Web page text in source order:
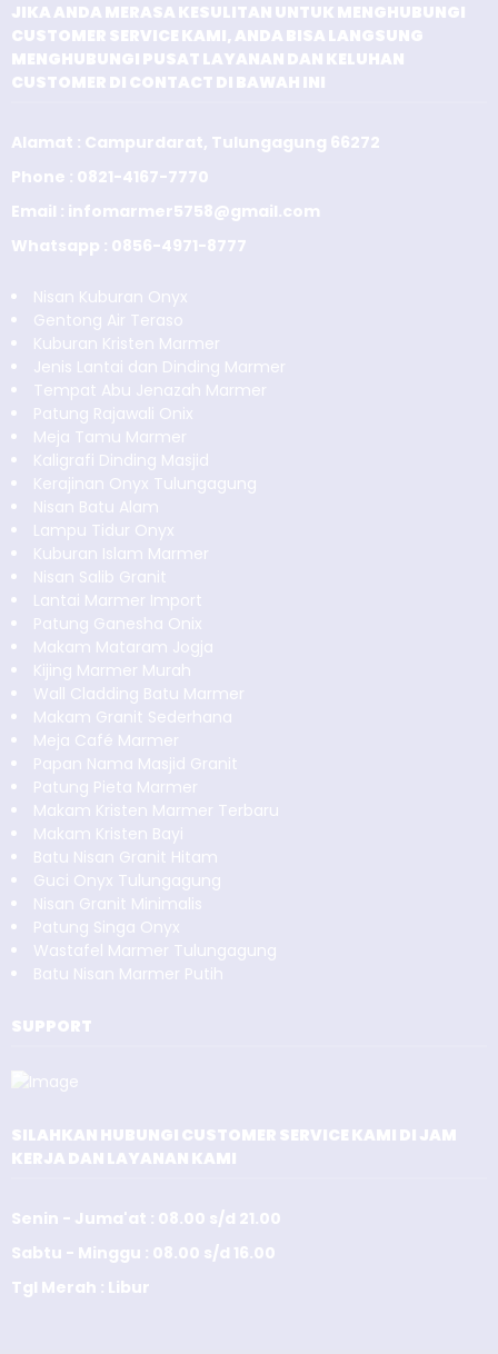
JIKA ANDA MERASA KESULITAN UNTUK MENGHUBUNGI
CUSTOMER SERVICE KAMI, ANDA BISA LANGSUNG
MENGHUBUNGI PUSAT LAYANAN DAN KELUHAN
CUSTOMER DI CONTACT DI BAWAH INI
Alamat : Campurdarat, Tulungagung 66272
Phone : 0821-4167-7770
Email : infomarmer5758@gmail.com
Whatsapp : 0856-4971-8777
Nisan Kuburan Onyx
Gentong Air Teraso
Kuburan Kristen Marmer
Jenis Lantai dan Dinding Marmer
Tempat Abu Jenazah Marmer
Patung Rajawali Onix
Meja Tamu Marmer
Kaligrafi Dinding Masjid
Kerajinan Onyx Tulungagung
Nisan Batu Alam
Lampu Tidur Onyx
Kuburan Islam Marmer
Nisan Salib Granit
Lantai Marmer Import
Patung Ganesha Onix
Makam Mataram Jogja
Kijing Marmer Murah
Wall Cladding Batu Marmer
Makam Granit Sederhana
Meja Café Marmer
Papan Nama Masjid Granit
Patung Pieta Marmer
Makam Kristen Marmer Terbaru
Makam Kristen Bayi
Batu Nisan Granit Hitam
Guci Onyx Tulungagung
Nisan Granit Minimalis
Patung Singa Onyx
Wastafel Marmer Tulungagung
Batu Nisan Marmer Putih
SUPPORT
SILAHKAN HUBUNGI CUSTOMER SERVICE KAMI DI JAM
KERJA DAN LAYANAN KAMI
Senin - Juma'at : 08.00 s/d 21.00
Sabtu - Minggu : 08.00 s/d 16.00
Tgl Merah : Libur